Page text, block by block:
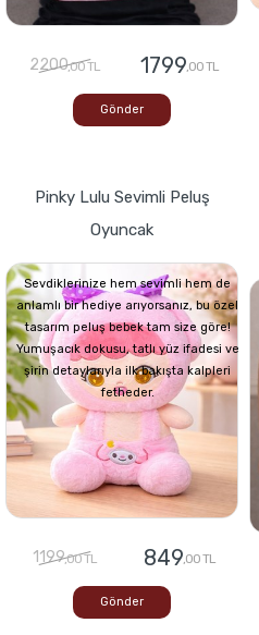
2200,00 TL 1799,00 TL
Gönder
Pinky Lulu Sevimli Peluş
Oyuncak
Sevdiklerinize hem sevimli hem de
anlamlı bir hediye arıyorsanız, bu özel
tasarım peluş bebek tam size göre!
Yumuşacık dokusu, tatlı yüz ifadesi ve
şirin detaylarıyla ilk bakışta kalpleri
fetheder.
1199,00 TL 849,00 TL
Gönder